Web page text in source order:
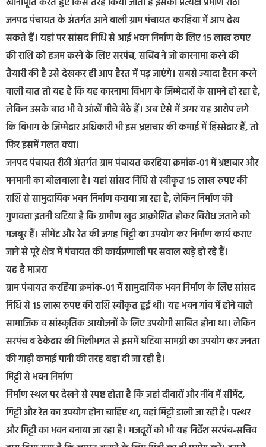
खानापूर्ति करते हुए किस तरह किया जाता है इसका प्रत्यक्ष प्रमाण रीठी
जनपद पंचायत के अंतर्गत आने वाली ग्राम पंचायत करहिया में आप देख
सकते हैं। यहां पर सांसद निधि से आई भवन निर्माण के लिए 15 लाख रुपए
की राशि को हजम करने के लिए सरपंच, सचिव ने जो कारनामा करने की
तैयारी की है उसे देखकर ही आप हैरत में पड़ जाएंगे। सबसे ज्यादा हैरान करने
वाली बात तो यह है कि यह कारनामा विभाग के जिम्मेदारों के सामने हो रहा है,
लेकिन उसके बाद भी वे आंखें मीचे बैठे हैं। अब ऐसे में अगर यह आरोप लगे
कि विभाग के जिम्मेदार अधिकारी भी इस भ्रष्टाचार की कमाई में हिस्सेदार हैं, तो
फिर इसमें गलत क्या।
जनपद पंचायत रीठी अंतर्गत ग्राम पंचायत करहिया क्रमांक-01 में भ्रष्टाचार और
मनमानी का बोलबाला है। यहां सांसद निधि से स्वीकृत 15 लाख रुपए की
राशि से सामुदायिक भवन निर्माण कराया जा रहा है, लेकिन निर्माण की
गुणवत्ता इतनी घटिया है कि ग्रामीण खुद आक्रोशित होकर विरोध जताने को
मजबूर हैं। सीमेंट और रेत की जगह मिट्टी का उपयोग कर निर्माण कार्य कराए
जाने से पूरे क्षेत्र में पंचायत की कार्यप्रणाली पर सवाल खड़े हो रहे हैं।
यह है माजरा
ग्राम पंचायत करहिया क्रमांक-01 में सामुदायिक भवन निर्माण के लिए सांसद
निधि से 15 लाख रुपए की राशि स्वीकृत हुई थी। यह भवन गांव में होने वाले
सामाजिक व सांस्कृतिक आयोजनों के लिए उपयोगी साबित होना था। लेकिन
सरपंच व ठेकेदार की मिलीभगत से इसमें घटिया सामग्री का उपयोग कर जनता
की गाढ़ी कमाई पानी की तरह बहा दी जा रही है।
मिट्टी से भवन निर्माण
निर्माण स्थल पर देखने से स्पष्ट होता है कि जहां दीवारों और नींव में सीमेंट,
गिट्टी और रेत का उपयोग होना चाहिए था, वहां मिट्टी डाली जा रही है। पत्थर
और मिट्टी का भवन बनाया जा रहा है। मजदूरों को भी यह निर्देश सरपंच-सचिव